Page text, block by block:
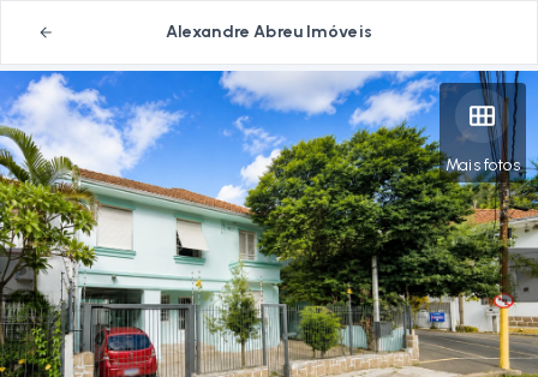
Alexandre Abreu Imóveis
Mais fotos